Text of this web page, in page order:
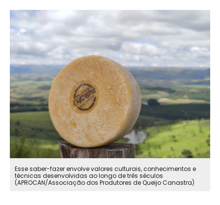
Esse saber-fazer envolve valores culturais, conhecimentos e
técnicas desenvolvidas ao longo de três séculos
(APROCAN/Associação dos Produtores de Queijo Canastra)